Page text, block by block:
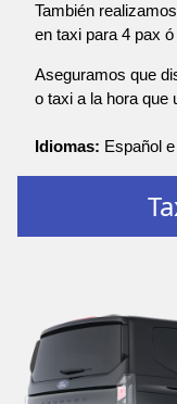
También
en taxi para 4 pax ó
Aseguramos que
o taxi a la hora que
Idiomas: Español